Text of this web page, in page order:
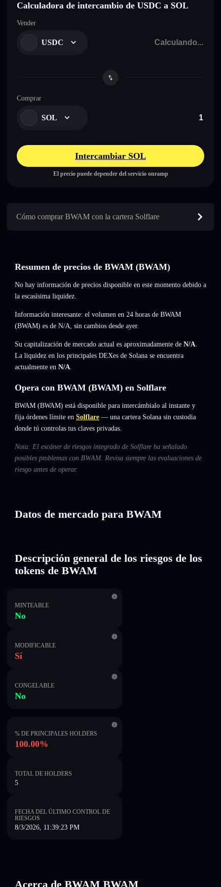
Calculadora de intercambio de USDC a SOL
Vender
USDC
Comprar
SOL
Intercambiar SOL
El precio puede depender del servicio onramp
Cómo comprar BWAM con la cartera Solflare
Resumen de precios de BWAM (BWAM)
No hay información de precios disponible en este momento debido a
la escasísima liquidez.
Información interesante: el volumen en 24 horas de BWAM
(BWAM) es de N/A, sin cambios desde ayer.
Su capitalización de mercado actual es aproximadamente de N/A.
La liquidez en los principales DEXes de Solana se encuentra
actualmente en N/A.
Opera con BWAM (BWAM) en Solflare
BWAM (BWAM) está disponible para intercámbialo al instante y
fija órdenes límite en Solflare — una cartera Solana sin custodia
donde tú controlas tus claves privadas.
Nota: El escáner de riesgos integrado de Solflare ha señalado
posibles problemas con BWAM. Revisa siempre las evaluaciones de
riesgo antes de operar.
Datos de mercado para BWAM
Descripción general de los riesgos de los
tokens de BWAM
MINTEABLE
No
MODIFICABLE
Sí
CONGELABLE
No
% DE PRINCIPALES HOLDERS
100.00%
TOTAL DE HOLDERS
5
FECHA DEL ÚLTIMO CONTROL DE
RIESGOS
8/3/2026, 11:39:23 PM
Acerca de BWAM BWAM